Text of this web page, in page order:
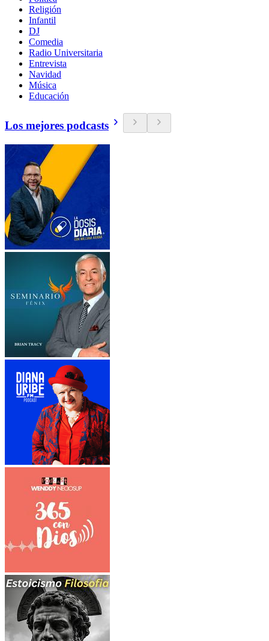
Religión
Infantil
DJ
Comedia
Radio Universitaria
Entrevista
Navidad
Música
Educación
Los mejores podcasts